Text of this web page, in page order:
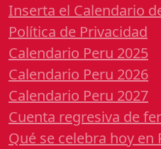
Inserta el Calendario
Política de Privacidad
Calendario Peru 2025
Calendario Peru 2026
Calendario Peru 2027
Cuenta regresiva de
Qué se celebra hoy en